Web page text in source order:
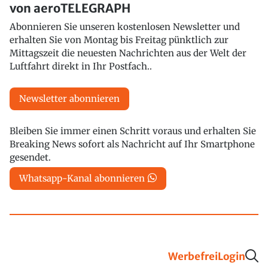
von aeroTELEGRAPH
Abonnieren Sie unseren kostenlosen Newsletter und
erhalten Sie von Montag bis Freitag pünktlich zur
Mittagszeit die neuesten Nachrichten aus der Welt der
Luftfahrt direkt in Ihr Postfach..
Newsletter abonnieren
Bleiben Sie immer einen Schritt voraus und erhalten Sie
Breaking News sofort als Nachricht auf Ihr Smartphone
gesendet.
Whatsapp-Kanal abonnieren
WerbefreiLogin